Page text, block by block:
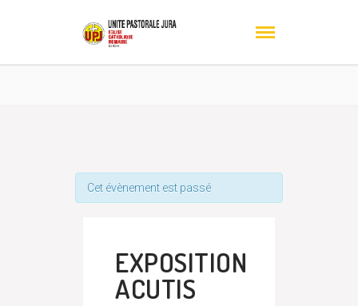
Cet évènement est passé
EXPOSITION
ACUTIS